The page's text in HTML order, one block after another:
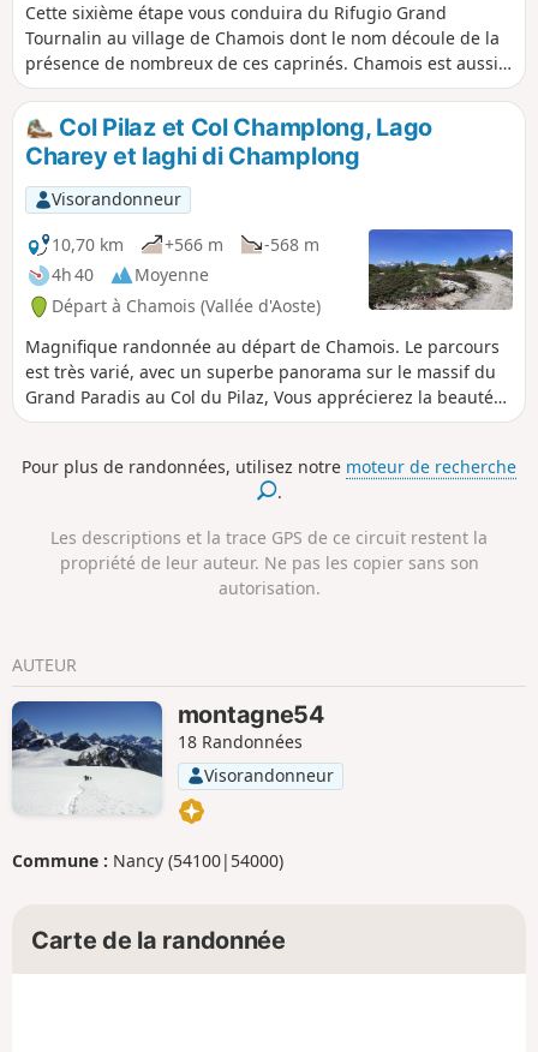
Cette sixième étape vous conduira du Rifugio Grand
Tournalin au village de Chamois dont le nom découle de la
présence de nombreux de ces caprinés. Chamois est aussi
le seul village italien sans voiture. Le parcours passe le Col
di Nannaz entre le Grand Tournalin et la Becca di Nana. Le
Col des Fontaines vous proposera une superbe vue sur le
Cervinio. Il restera votre compagnon de descente jusqu'à
Cheneil. Le retour vers Chamois passe par l'agréable Lago
di Lod.
Col Pilaz et Col Champlong, Lago
Charey et laghi di Champlong
Visorandonneur
10,70 km
+566 m
-568 m
4h 40
Moyenne
Départ à Chamois (Vallée d'Aoste)
Magnifique randonnée au départ de Chamois. Le parcours
est très varié, avec un superbe panorama sur le massif du
Grand Paradis au Col du Pilaz, Vous apprécierez la beauté
des lacs Charey et de Champlong. Vous découvrirez de
une bonne moitié du trajet. Le village de Chamois est le
seul village italien sans voiture. Il est seulement accessible,
Pour plus de randonnées, utilisez notre moteur de recherche
.
Les descriptions et la trace GPS de ce circuit restent la
propriété de leur auteur. Ne pas les copier sans son
autorisation.
AUTEUR
montagne54
18 Randonnées
Visorandonneur
Commune : Nancy (54100|54000)
Carte de la randonnée